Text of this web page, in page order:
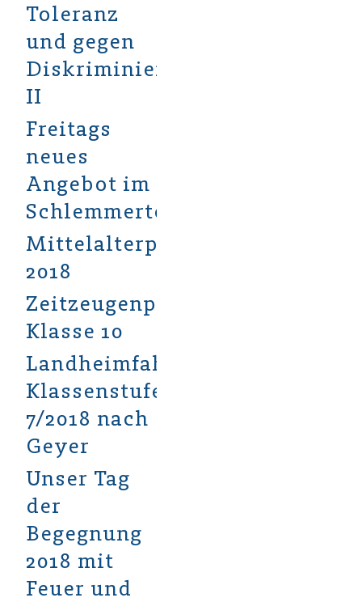
Toleranz
und gegen
Diskriminierung
II
Freitags
neues
Angebot im
Schlemmertempel
Mittelalterprojekt
2018
Zeitzeugenprojekt
Klasse 10
Landheimfahrt
Klassenstufe
7/2018 nach
Geyer
Unser Tag
der
Begegnung
2018 mit
Feuer und